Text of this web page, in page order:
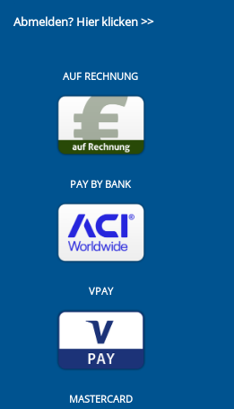
Abmelden? Hier klicken >>
AUF RECHNUNG
PAY BY BANK
VPAY
MASTERCARD